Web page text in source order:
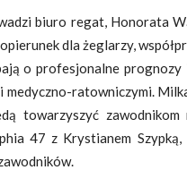
biuro regat, Honorata
dla żeglarzy,
o profesjonalne
medyczno-ratowniczymi.
towarzyszyć
47 z Krystianem